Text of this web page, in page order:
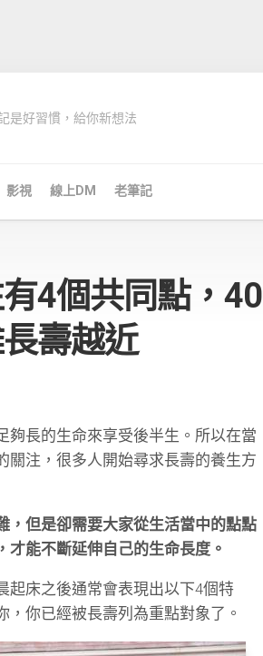
是好習慣，給你新想法
影視 線上DM 老筆記
4個共同點，40
壽越近
夠長的生命來享受後半生。所以在當
關注，很多人開始尋求長壽的養生方
，但是卻需要大家從生活當中的點點
能不斷延伸自己的生命長度。
起床之後通常會表現出以下4個特
你已經被長壽列為重點對象了。